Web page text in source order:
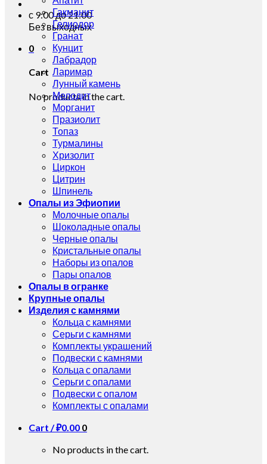
с 9:00 до 21:00
Без выходных
0
Cart
No products in the cart.
Гакманит
Гелиодор
Гранат
Кунцит
Лабрадор
Ларимар
Лунный камень
Мелодит
Морганит
Празиолит
Топаз
Турмалины
Хризолит
Циркон
Цитрин
Шпинель
Опалы из Эфиопии
Молочные опалы
Шоколадные опалы
Черные опалы
Кристальные опалы
Наборы из опалов
Пары опалов
Опалы в огранке
Крупные опалы
Изделия с камнями
Кольца с камнями
Серьги с камнями
Комплекты украшений
Подвески с камнями
Кольца с опалами
Серьги с опалами
Подвески с опалом
Комплекты с опалами
Cart /₽0.00 0
No products in the cart.